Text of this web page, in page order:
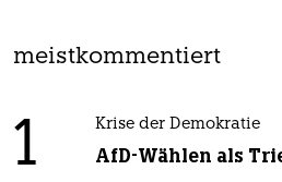
meistkommentiert
1 Krise der Demokratie
AfD-Wählen als